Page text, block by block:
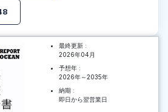
最終更新 :
2026年04月
予想年 :
2026年～2035年
納期 :
即日から翌営業日